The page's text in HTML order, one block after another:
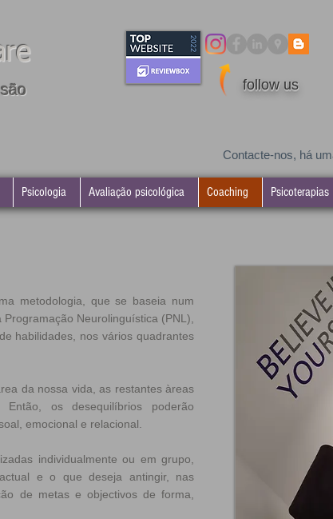
follow us
Contacte-nos, há
Psicologia Avaliação psicológica Coaching Psicoterapias
metodologia, que se baseia num
Neurolinguística (PNL),
habilidades, nos vários quadrantes
da nossa vida, as restantes àreas
Então, os desequilíbrios poderão
emocional e relacional.
individualmente ou em grupo,
e o que deseja antingir, nas
de metas e objectivos de forma,